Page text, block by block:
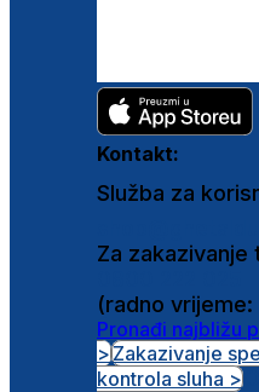
Kontakt:
Služba za
Za zakazivanje
(radno
Pronađi najbližu
>Zakazivanje
kontrola sluha >